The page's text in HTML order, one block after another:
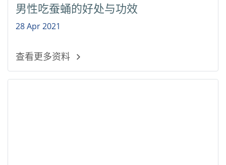
男性吃蚕蛹的好处与功效
28 Apr 2021
查看更多资料